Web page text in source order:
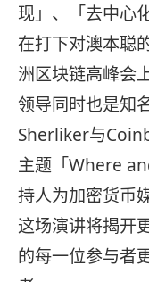
现」、「去中心
在打下对澳本聪
洲区块链高峰会
领导同时也是知
Sherliker与
主题「Where
持人为加密货币
这场演讲将揭开
的每一位参与者